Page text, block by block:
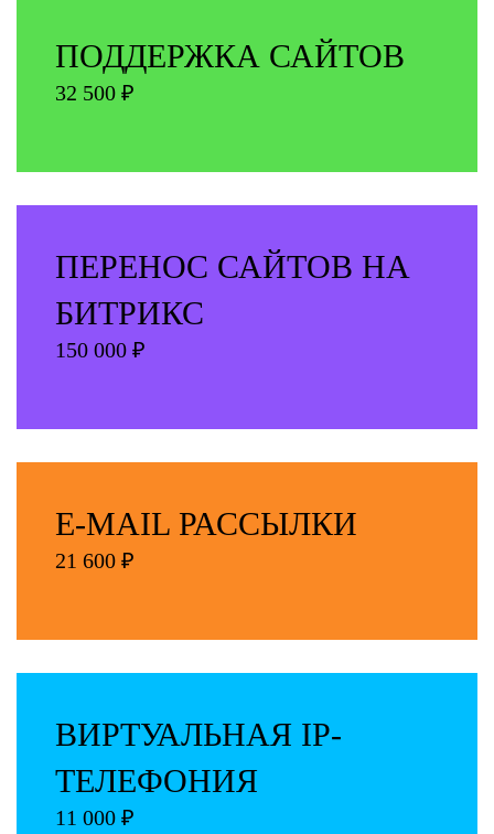
ПОДДЕРЖКА САЙТОВ
32 500 ₽
ПЕРЕНОС САЙТОВ НА
БИТРИКС
150 000 ₽
E-MAIL РАССЫЛКИ
21 600 ₽
ВИРТУАЛЬНАЯ IP-
ТЕЛЕФОНИЯ
11 000 ₽